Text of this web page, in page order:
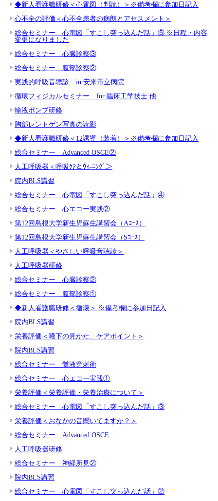
◆新人看護職研修＜心電図（判読）＞※備考欄に参加日記入
心不全の評価＜心不全患者の病態とアセスメント＞
総合セミナー 心電図「すこし突っ込んだ話」⑤ ※日程・内容
変更になりました
総合セミナー 心臓診察③
総合セミナー 腹部診察②
実践的呼吸音聴診 in 安来市立病院
循環フィジカルセミナー for 臨床工学技士 他
輸液ポンプ研修
胸部レントゲン写真の読影
◆新人看護職研修＜12誘導（装着）＞※備考欄に参加日記入
総合セミナー Advanced OSCE②
人工呼吸器＜呼吸ｹｱとｳｨ-ﾆﾝｸﾞ＞
院内BLS講習
総合セミナー 心電図「すこし突っ込んだ話」④
総合セミナー 心エコー実践②
第12回島根大学新生児蘇生講習会（Aｺｰｽ）
第12回島根大学新生児蘇生講習会（Sｺｰｽ）
人工呼吸器＜やさしい呼吸音聴診＞
人工呼吸器研修
総合セミナー 心臓診察②
総合セミナー 腹部診察①
◆新人看護職研修＜循環＞ ※備考欄に参加日記入
院内BLS講習
栄養評価＜嚥下の見かた、ケアポイント＞
院内BLS講習
総合セミナー 髄液穿刺術
総合セミナー 心エコー実践①
栄養評価＜栄養評価・栄養治療について＞
総合セミナー 心電図「すこし突っ込んだ話」③
栄養評価＜おなかの音聞いてますか？＞
総合セミナー Advanced OSCE
人工呼吸器研修
総合セミナー 神経所見②
院内BLS講習
総合セミナー 心電図「すこし突っ込んだ話」②